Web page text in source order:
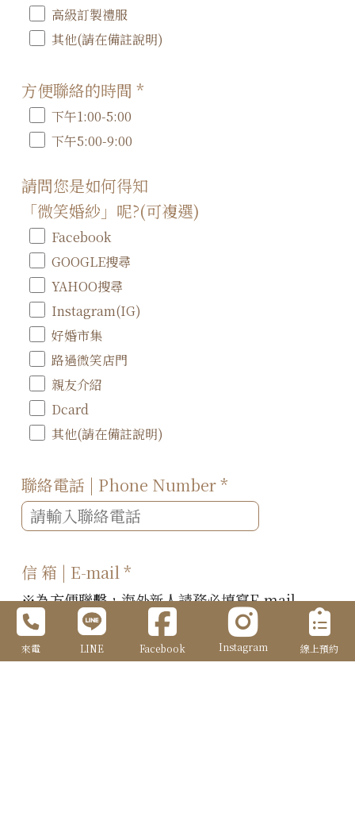
高級訂製禮服
其他(請在備註說明)
方便聯絡的時間*
下午1:00-5:00
下午5:00-9:00
請問您是如何得知
「微笑婚紗」呢?(可複選)
Facebook
GOOGLE搜尋
YAHOO搜尋
Instagram(IG)
好婚市集
路過微笑店門
親友介紹
Dcard
其他(請在備註說明)
聯絡電話 | Phone Number*
信 箱 | E-mail*
※為方便聯繫，海外新人請務必填寫E-mail
來電 LINE Facebook Instagram 線上預約